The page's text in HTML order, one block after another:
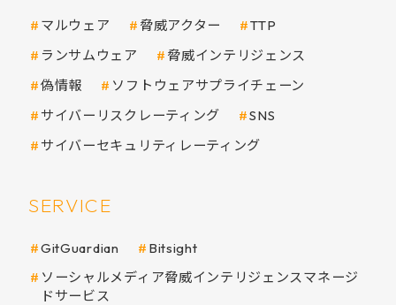
マルウェア 脅威アクター
TTP
ランサムウェア
脅威インテリジェンス
偽情報
ソフトウェアサプライチェーン
サイバーリスクレーティング
SNS
サイバーセキュリティレーティング
SERVICE
GitGuardian
Bitsight
ソーシャルメディア脅威インテリジェンスマネージ
ドサービス